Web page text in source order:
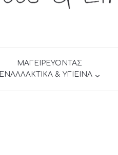
ΜΑΓΕΙΡΕΥΟΝΤΑΣ
ΕΝΑΛΛΑΚΤΙΚΑ & ΥΓΙΕΙΝΑ